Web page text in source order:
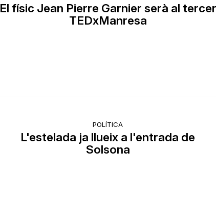
El físic Jean Pierre Garnier serà al tercer
TEDxManresa
POLÍTICA
L'estelada ja llueix a l'entrada de
Solsona